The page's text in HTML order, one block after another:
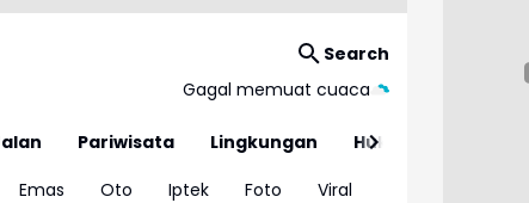
Search
Gagal memuat cuaca
Pariwisata Lingkungan
Hukum
Emas Oto Iptek Foto
Viral